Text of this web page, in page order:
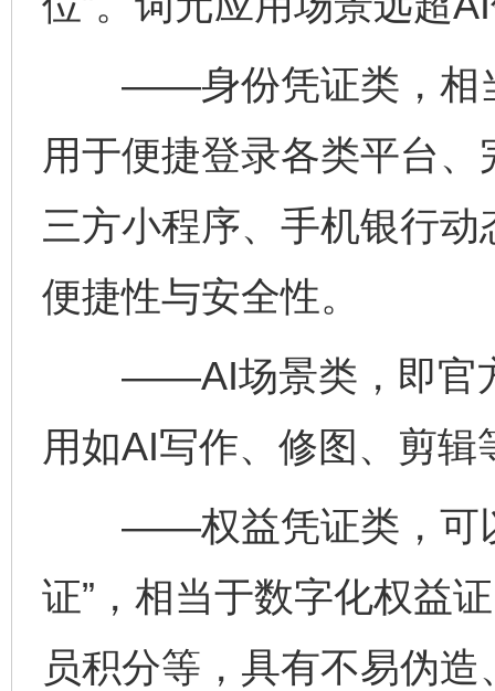
——身份凭证类，相当
用于便捷登录各类平台
三方小程序、手机银行
便捷性与安全性。
——AI场景类，即官方
用如AI写作、修图、剪
——权益凭证类，可以
证”，相当于数字化权益
员积分等，具有不易伪